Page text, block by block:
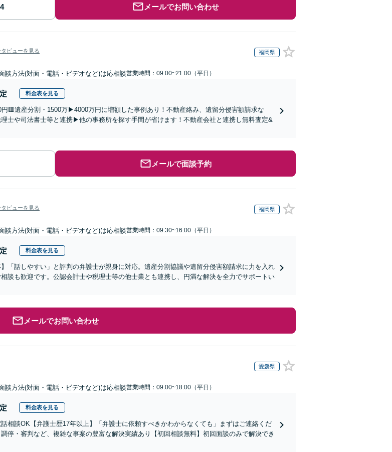
メールでお問い合わせ
タビューを見る 福岡県
談方法(対面・電話・ビデオなど)は応相談営業時間：09:00~21:00（平日）
料金表を見る
円🟥遺産分割・1500万▶4000万円に増額した事例あり！不動産絡み、遺留分侵害額請求な
士や司法書士等と連携▶他の事務所を探す手間が省けます！不動産会社と連携し無料査定&
メールで面談予約
タビューを見る 福岡県
談方法(対面・電話・ビデオなど)は応相談営業時間：09:30~16:00（平日）
料金表を見る
】「話しやすい」と評判の弁護士が親身に対応。遺産分割協議や遺留分侵害額請求に力を入れ
談も歓迎です。公認会計士や税理士等の他士業とも連携し、円満な解決を全力でサポートい
メールでお問い合わせ
愛媛県
談方法(対面・電話・ビデオなど)は応相談営業時間：09:00~18:00（平日）
料金表を見る
相談OK【弁護士歴17年以上】「弁護士に依頼すべきかわからなくても」まずはご連絡くだ
停・審判など、複雑な事案の豊富な解決実績あり【初回相談無料】初回面談のみで解決でき